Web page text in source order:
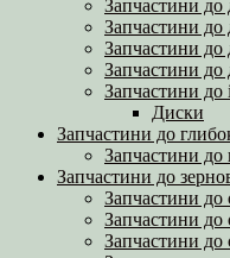
Запчастини
Запчастини
Запчастини
Запчастини
Запчастини до
Диски
Запчастини до
Запчастини до
Запчастини до
Запчастини до
Запчастини до
Запчастини до